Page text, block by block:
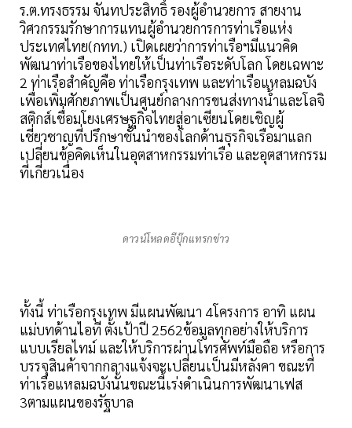
ร.ต.ทรงธรรม จันทประสิทธิ์ รองผู้อำนวยการ สายงาน
วิศวกรรมรักษาการแทนผู้อำนวยการการท่าเรือแห่ง
ประเทศไทย(กทท.) เปิดเผยว่าการท่าเรือฯมีแนวคิด
พัฒนาท่าเรือของไทยให้เป็นท่าเรือระดับโลก โดยเฉพาะ
2 ท่าเรือสำคัญคือ ท่าเรือกรุงเทพ และท่าเรือแหลมฉบัง
เพื่อเพิ่มศักยภาพเป็นศูนย์กลางการขนส่งทางนํ้าและโลจิ
สติกส์เชื่อมโยงเศรษฐกิจไทยสู่อาเซียนโดยเชิญผู้
เชี่ยวชาญที่ปรึกษาชั้นนำของโลกด้านธุรกิจเรือมาแลก
เปลี่ยนข้อคิดเห็นในอุตสาหกรรมท่าเรือ และอุตสาหกรรม
ที่เกี่ยวเนื่อง
ดาวน์โหลดอีบุ๊กแทรกข่าว
ทั้งนี้ ท่าเรือกรุงเทพ มีแผนพัฒนา 4โครงการ อาทิ แผน
แม่บทด้านไอที ตั้งเป้าปี 2562ข้อมูลทุกอย่างให้บริการ
แบบเรียลไทม์ และให้บริการผ่านโทรศัพท์มือถือ หรือการ
บรรจุสินค้าจากกลางแจ้งจะเปลี่ยนเป็นมีหลังคา ขณะที่
ท่าเรือแหลมฉบังนั้นขณะนี้เร่งดำเนินการพัฒนาเฟส
3ตามแผนของรัฐบาล